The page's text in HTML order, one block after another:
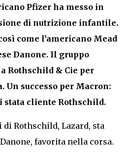
Pfizer ha messo in
di nutrizione infantile.
come l’americano Mead
Danone. Il gruppo
Rothschild & Cie per
Un successo per Macron:
stata cliente Rothschild.
Rothschild, Lazard, sta
favorita nella corsa.